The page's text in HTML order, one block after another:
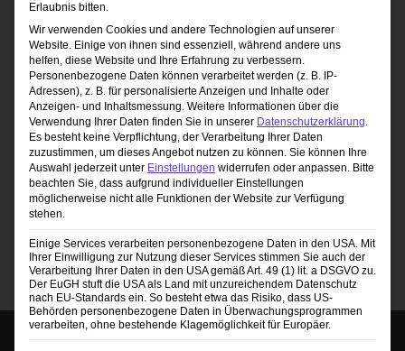
149,00€ – 169,00€
Vorherige Veranstaltungen
Heute
Nächste
Kalender abonnieren
Erlaubnis bitten.
Wir verwenden Cookies und andere Technologien auf unserer
Website. Einige von ihnen sind essenziell, während andere uns
helfen, diese Website und Ihre Erfahrung zu verbessern.
Personenbezogene Daten können verarbeitet werden (z. B. IP-
Adressen), z. B. für personalisierte Anzeigen und Inhalte oder
Anzeigen- und Inhaltsmessung. Weitere Informationen über die
Verwendung Ihrer Daten finden Sie in unserer Datenschutzerklärung.
Es besteht keine Verpflichtung, der Verarbeitung Ihrer Daten
zuzustimmen, um dieses Angebot nutzen zu können. Sie können Ihre
Auswahl jederzeit unter Einstellungen widerrufen oder anpassen. Bitte
beachten Sie, dass aufgrund individueller Einstellungen
möglicherweise nicht alle Funktionen der Website zur Verfügung
stehen.
Einige Services verarbeiten personenbezogene Daten in den USA. Mit
Ihrer Einwilligung zur Nutzung dieser Services stimmen Sie auch der
Verarbeitung Ihrer Daten in den USA gemäß Art. 49 (1) lit. a DSGVO zu.
Der EuGH stuft die USA als Land mit unzureichendem Datenschutz
nach EU-Standards ein. So besteht etwa das Risiko, dass US-
Behörden personenbezogene Daten in Überwachungsprogrammen
verarbeiten, ohne bestehende Klagemöglichkeit für Europäer.